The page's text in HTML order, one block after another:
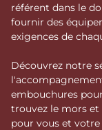
référent dans le
fournir des
exigences de
Découvrez notre
embouchures
trouvez le mors
pour vous et votre